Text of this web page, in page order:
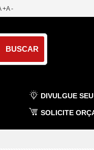
+A -
DIVULGUE
SOLICITE